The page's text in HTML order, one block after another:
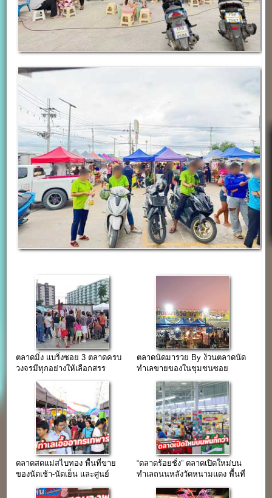
ตลาดมิ่ง แบริ่งซอย 3 ตลาดครบ
วงจรมีทุกอย่างให้เลือกสรร
ตลาดนัดมารวย By ง้วนตลาดนัด
ทำเลขายของในชุมชนซอย
ตลาดสดแม่สไบทอง พื้นที่ขาย
ของนัดเช้า-นัดเย็น และศูนย์
“ตลาดร้อยชั่ง” ตลาดเปิดใหม่บน
ทำเลถนนหลังวัดหนามแดง พื้นที่